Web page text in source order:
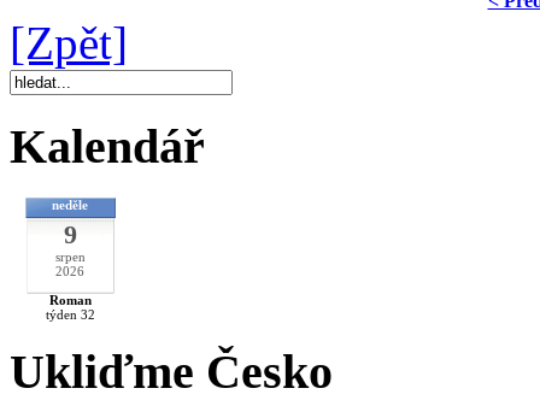
[Zpět]
Kalendář
neděle
9
srpen
2026
Roman
týden 32
Ukliďme Česko